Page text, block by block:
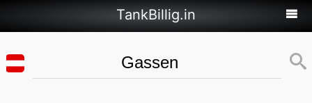
TankBillig.in